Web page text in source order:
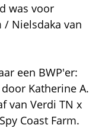
was voor
/ Nielsdaka van
een BWP'er:
Katherine A.
van Verdi TN x
Coast Farm.